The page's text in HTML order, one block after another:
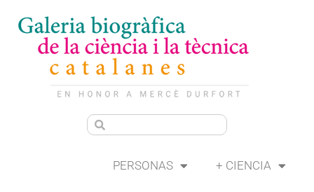
PERSONAS + CIENCIA